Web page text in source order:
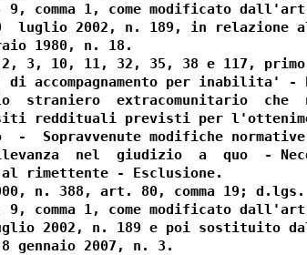
9, comma 1, come modificato
luglio 2002, n. 189, in relazione
1980, n. 18.
3, 10, 11, 32, 35, 38 e 117, primo
accompagnamento per inabilita' -
straniero  extracomunitario  che
reddituali previsti per
-  Sopravvenute modifiche
nel  giudizio  a  quo  -
rimettente - Esclusione.
n. 388, art. 80, comma 19;
9, comma 1, come modificato
2002, n. 189 e poi sostituito
gennaio 2007, n. 3.